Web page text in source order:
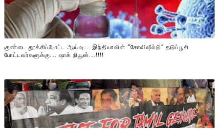
குண்டை தூக்கிப்போட்ட ஆய்வு…. இந்தியாவின் “கோவிஷீல்டு” தடுப்பூசி
போட்டவர்களுக்கு…. ஷாக் நியூஸ்….!!!!